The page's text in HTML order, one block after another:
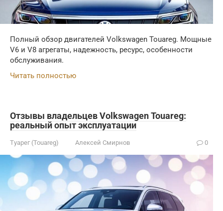
Полный обзор двигателей Volkswagen Touareg. Мощные
V6 и V8 агрегаты, надежность, ресурс, особенности
обслуживания.
Читать полностью
Отзывы владельцев Volkswagen Touareg:
реальный опыт эксплуатации
Туарег (Touareg) Алексей Смирнов 0